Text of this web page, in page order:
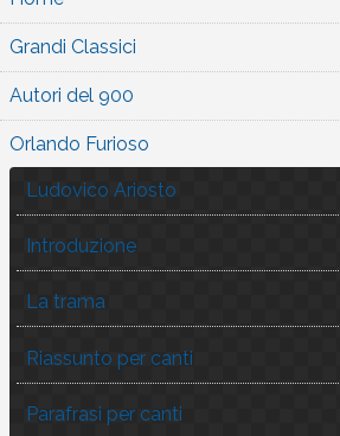
Grandi Classici
Autori del 900
Orlando Furioso
Ludovico Ariosto
Introduzione
La trama
Riassunto per canti
Parafrasi per canti